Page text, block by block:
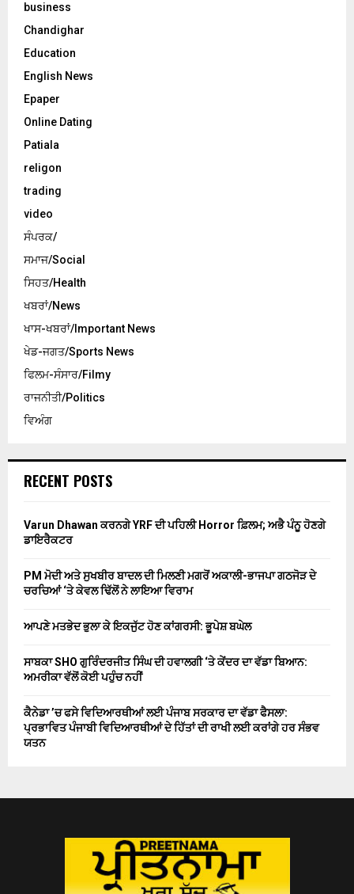
business
Chandighar
Education
English News
Epaper
Online Dating
Patiala
religon
trading
video
ਸੰਪਰਕ/
ਸਮਾਜ/Social
ਸਿਹਤ/Health
ਖਬਰਾਂ/News
ਖਾਸ-ਖਬਰਾਂ/Important News
ਖੇਡ-ਜਗਤ/Sports News
ਫਿਲਮ-ਸੰਸਾਰ/Filmy
ਰਾਜਨੀਤੀ/Politics
ਵਿਅੰਗ
RECENT POSTS
Varun Dhawan ਕਰਨਗੇ YRF ਦੀ ਪਹਿਲੀ Horror ਫ਼ਿਲਮ; ਅਭੈ ਪੰਨੂ ਹੋਣਗੇ
ਡਾਇਰੈਕਟਰ
PM ਮੋਦੀ ਅਤੇ ਸੁਖਬੀਰ ਬਾਦਲ ਦੀ ਮਿਲਣੀ ਮਗਰੋਂ ਅਕਾਲੀ-ਭਾਜਪਾ ਗਠਜੋੜ ਦੇ
ਚਰਚਿਆਂ ‘ਤੇ ਕੇਵਲ ਢਿੱਲੋਂ ਨੇ ਲਾਇਆ ਵਿਰਾਮ
ਆਪਣੇ ਮਤਭੇਦ ਭੁਲਾ ਕੇ ਇਕਜੁੱਟ ਹੋਣ ਕਾਂਗਰਸੀ: ਭੂਪੇਸ਼ ਬਘੇਲ
ਸਾਬਕਾ SHO ਗੁਰਿੰਦਰਜੀਤ ਸਿੰਘ ਦੀ ਹਵਾਲਗੀ ‘ਤੇ ਕੇਂਦਰ ਦਾ ਵੱਡਾ ਬਿਆਨ:
ਅਮਰੀਕਾ ਵੱਲੋਂ ਕੋਈ ਪਹੁੰਚ ਨਹੀਂ
ਕੈਨੇਡਾ ’ਚ ਫਸੇ ਵਿਦਿਆਰਥੀਆਂ ਲਈ ਪੰਜਾਬ ਸਰਕਾਰ ਦਾ ਵੱਡਾ ਫੈਸਲਾ:
ਪ੍ਰਭਾਵਿਤ ਪੰਜਾਬੀ ਵਿਦਿਆਰਥੀਆਂ ਦੇ ਹਿੱਤਾਂ ਦੀ ਰਾਖੀ ਲਈ ਕਰਾਂਗੇ ਹਰ ਸੰਭਵ
ਯਤਨ